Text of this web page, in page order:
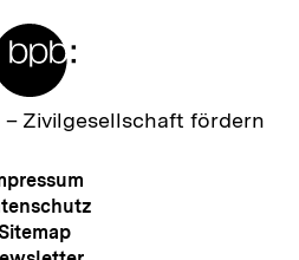
– Zivilgesellschaft fördern
Meta-
Navigation